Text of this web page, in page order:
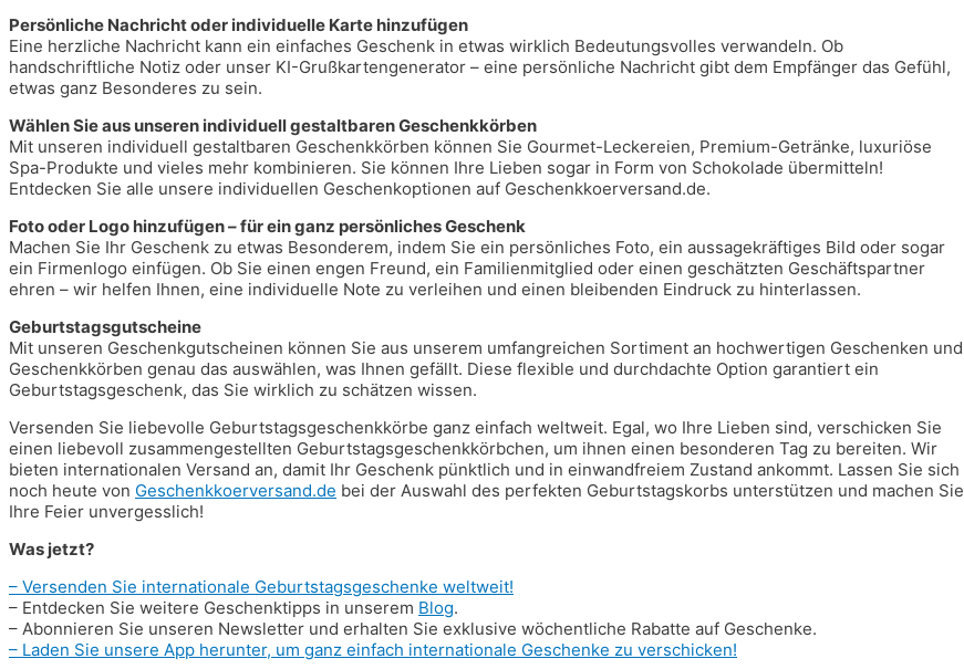
Persönliche Nachricht oder individuelle Karte hinzufügen
Eine herzliche Nachricht kann ein einfaches Geschenk in etwas wirklich Bedeutungsvolles verwandeln. Ob
handschriftliche Notiz oder unser KI-Grußkartengenerator – eine persönliche Nachricht gibt dem Empfänger das Gefühl,
etwas ganz Besonderes zu sein.
Wählen Sie aus unseren individuell gestaltbaren Geschenkkörben
Mit unseren individuell gestaltbaren Geschenkkörben können Sie Gourmet-Leckereien, Premium-Getränke, luxuriöse
Spa-Produkte und vieles mehr kombinieren. Sie können Ihre Lieben sogar in Form von Schokolade übermitteln!
Entdecken Sie alle unsere individuellen Geschenkoptionen auf Geschenkkoerversand.de.
Foto oder Logo hinzufügen – für ein ganz persönliches Geschenk
Machen Sie Ihr Geschenk zu etwas Besonderem, indem Sie ein persönliches Foto, ein aussagekräftiges Bild oder sogar
ein Firmenlogo einfügen. Ob Sie einen engen Freund, ein Familienmitglied oder einen geschätzten Geschäftspartner
ehren – wir helfen Ihnen, eine individuelle Note zu verleihen und einen bleibenden Eindruck zu hinterlassen.
Geburtstagsgutscheine
Mit unseren Geschenkgutscheinen können Sie aus unserem umfangreichen Sortiment an hochwertigen Geschenken und
Geschenkkörben genau das auswählen, was Ihnen gefällt. Diese flexible und durchdachte Option garantiert ein
Geburtstagsgeschenk, das Sie wirklich zu schätzen wissen.
Versenden Sie liebevolle Geburtstagsgeschenkkörbe ganz einfach weltweit. Egal, wo Ihre Lieben sind, verschicken Sie
einen liebevoll zusammengestellten Geburtstagsgeschenkkörbchen, um ihnen einen besonderen Tag zu bereiten. Wir
bieten internationalen Versand an, damit Ihr Geschenk pünktlich und in einwandfreiem Zustand ankommt. Lassen Sie sich
noch heute von Geschenkkoerversand.de bei der Auswahl des perfekten Geburtstagskorbs unterstützen und machen Sie
Ihre Feier unvergesslich!
Was jetzt?
– Versenden Sie internationale Geburtstagsgeschenke weltweit!
– Entdecken Sie weitere Geschenktipps in unserem Blog.
– Abonnieren Sie unseren Newsletter und erhalten Sie exklusive wöchentliche Rabatte auf Geschenke.
– Laden Sie unsere App herunter, um ganz einfach internationale Geschenke zu verschicken!